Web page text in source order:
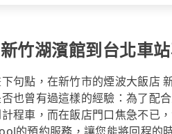
竹湖濱館到台北車
句點，在新竹市的煙波大飯店
也曾有過這樣的經驗：為了配
程車，而在飯店門口焦急不已
的預約服務，讓您能將回程的